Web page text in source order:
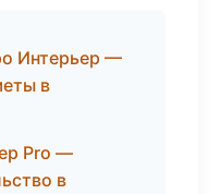
Интерьер —
в
Pro —
в